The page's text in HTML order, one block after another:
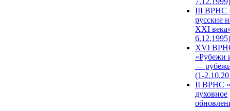
III ВРНС
русские
XXI
6.12.1995)
XVI
«Рубежи
—
(1-
II ВРНС
духовное